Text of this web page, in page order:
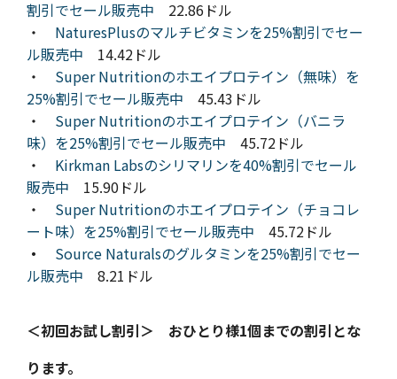
割引でセール販売中 22.86ドル
・ NaturesPlusのマルチビタミンを25%割引でセー
ル販売中 14.42ドル
・ Super Nutritionのホエイプロテイン（無味）を
25%割引でセール販売中 45.43ドル
・ Super Nutritionのホエイプロテイン（バニラ
味）を25%割引でセール販売中 45.72ドル
・ Kirkman Labsのシリマリンを40%割引でセール
販売中 15.90ドル
・ Super Nutritionのホエイプロテイン（チョコレ
ート味）を25%割引でセール販売中 45.72ドル
・
Source Naturalsのグルタミンを25%割引でセー
ル販売中 8.21ドル
＜初回お試し割引＞ おひとり様1個までの割引とな
ります。